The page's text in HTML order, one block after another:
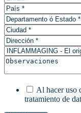
Al hacer uso
tratamiento de